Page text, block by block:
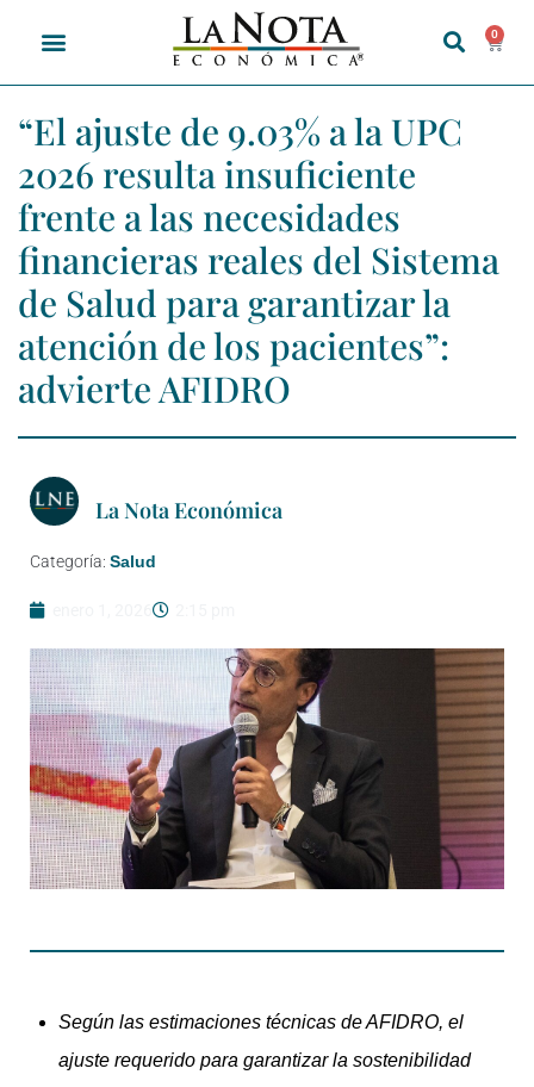
0
“El ajuste de 9.03% a la UPC
2026 resulta insuficiente
frente a las necesidades
financieras reales del Sistema
de Salud para garantizar la
atención de los pacientes”:
advierte AFIDRO
La Nota Económica
Categoría: Salud
Según las estimaciones técnicas de AFIDRO, el
ajuste requerido para garantizar la sostenibilidad